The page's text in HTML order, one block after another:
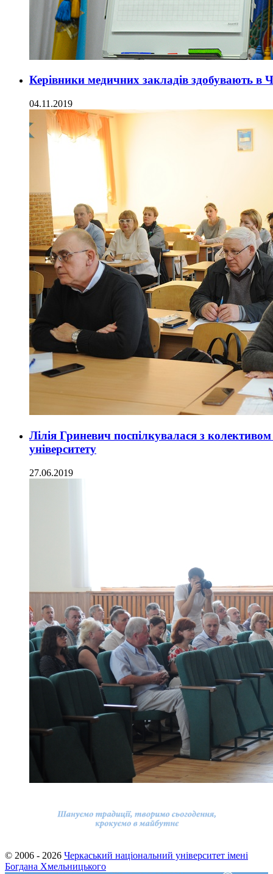
Керівники медичних закладів здобувають в
04.11.2019
Лілія Гриневич поспілкувалася з
університету
27.06.2019
© 2006 - 2026 Черкаський національний університет імені
Богдана Хмельницького